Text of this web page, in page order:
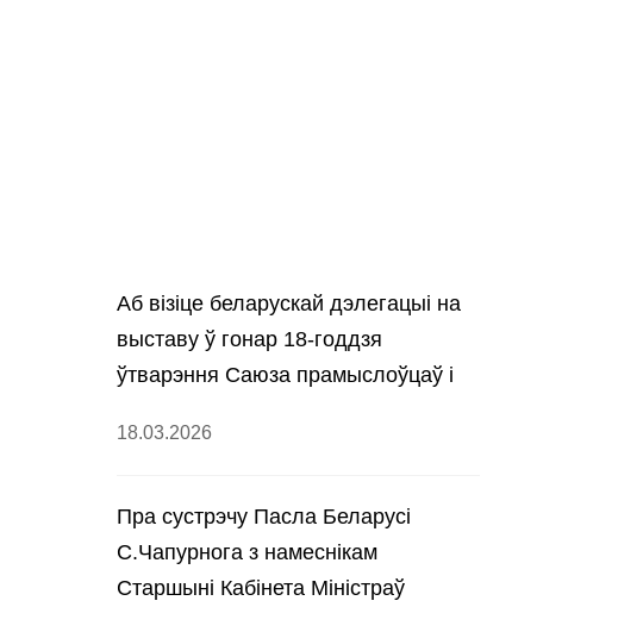
Аб візіце беларускай дэлегацыі на
выставу ў гонар 18-годдзя
ўтварэння Саюза прамыслоўцаў і
18.03.2026
Пра сустрэчу Пасла Беларусі
С.Чапурнога з намеснікам
Старшыні Кабінета Міністраў